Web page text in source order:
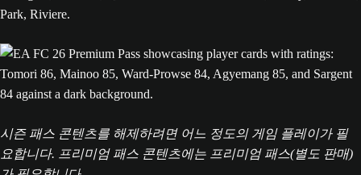
시즌 패스 콘텐츠를 해제하려면 어느 정도의 게임 플레이가 필
요합니다. 프리미엄 패스 콘텐츠에는 프리미엄 패스(별도 판매)